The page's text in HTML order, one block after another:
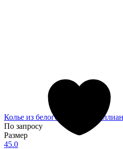
Колье из белого золота с
По запросу
Размер
45.0